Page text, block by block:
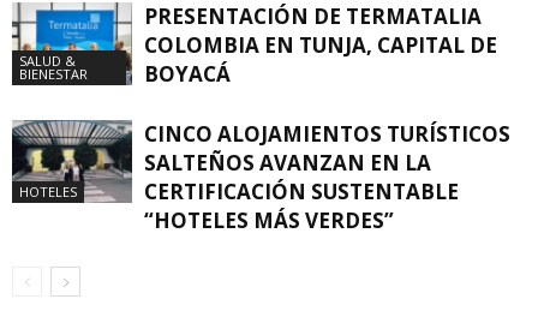
SALUD &
BIENESTAR
PRESENTACIÓN DE TERMATALIA
COLOMBIA EN TUNJA, CAPITAL DE
BOYACÁ
HOTELES
CINCO ALOJAMIENTOS TURÍSTICOS
SALTEÑOS AVANZAN EN LA
CERTIFICACIÓN SUSTENTABLE
“HOTELES MÁS VERDES”